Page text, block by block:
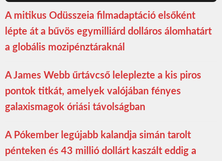
A mitikus Odüsszeia filmadaptáció elsőként
lépte át a bűvös egymilliárd dolláros álomhatárt
a globális mozipénztáraknál
A James Webb űrtávcső leleplezte a kis piros
pontok titkát, amelyek valójában fényes
galaxismagok óriási távolságban
A Pókember legújabb kalandja simán tarolt
pénteken és 43 millió dollárt kaszált eddig a